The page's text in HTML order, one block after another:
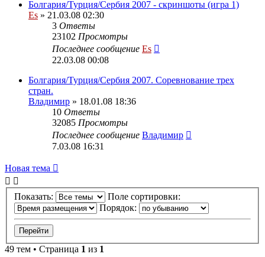
Болгария/Турция/Сербия 2007 - скриншоты (игра 1)
Es » 21.03.08 02:30
3 Ответы
23102 Просмотры
Последнее сообщение Es
22.03.08 00:08
Болгария/Турция/Сербия 2007. Соревнование трех
стран.
Владимир » 18.01.08 18:36
10 Ответы
32085 Просмотры
Последнее сообщение Владимир
7.03.08 16:31
Новая тема
Показать:
Поле сортировки:
Порядок:
49 тем • Страница 1 из 1